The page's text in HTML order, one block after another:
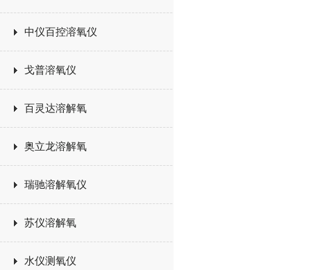
中仪百控溶氧仪
戈普溶氧仪
百灵达溶解氧
奥立龙溶解氧
瑞驰溶解氧仪
苏仪溶解氧
水仪测氧仪